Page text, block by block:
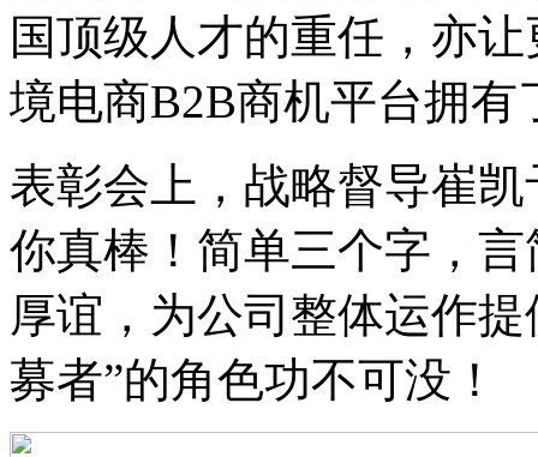
国顶级人才的重任，亦
境电商B2B商机平台拥有
表彰会上，战略督导崔
你真棒！简单三个字，
厚谊，为公司整体运作
募者”的角色功不可没！